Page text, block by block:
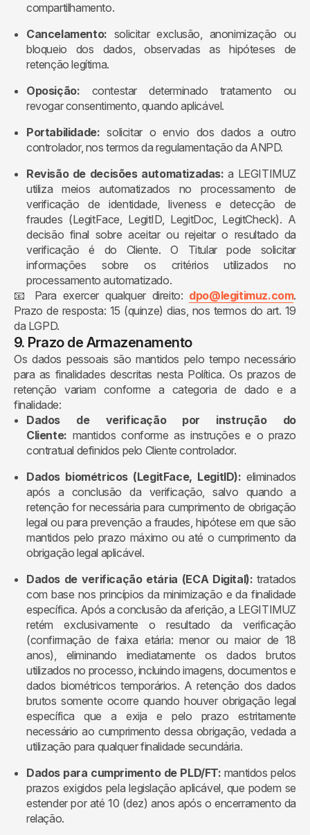
compartilhamento.
Cancelamento: solicitar exclusão, anonimização ou
bloqueio dos dados, observadas as hipóteses de
retenção legítima.
Oposição: contestar determinado tratamento ou
revogar consentimento, quando aplicável.
Portabilidade: solicitar o envio dos dados a outro
controlador, nos termos da regulamentação da ANPD.
Revisão de decisões automatizadas: a LEGITIMUZ
utiliza meios automatizados no processamento de
verificação de identidade, liveness e detecção de
fraudes (LegitFace, LegitID, LegitDoc, LegitCheck). A
decisão final sobre aceitar ou rejeitar o resultado da
verificação é do Cliente. O Titular pode solicitar
informações sobre os critérios utilizados no
processamento automatizado.
📧 Para exercer qualquer direito: dpo@legitimuz.com.
Prazo de resposta: 15 (quinze) dias, nos termos do art. 19
da LGPD.
9. Prazo de Armazenamento
Os dados pessoais são mantidos pelo tempo necessário
para as finalidades descritas nesta Política. Os prazos de
retenção variam conforme a categoria de dado e a
finalidade:
Dados de verificação por instrução do
Cliente: mantidos conforme as instruções e o prazo
contratual definidos pelo Cliente controlador.
Dados biométricos (LegitFace, LegitID): eliminados
após a conclusão da verificação, salvo quando a
retenção for necessária para cumprimento de obrigação
legal ou para prevenção a fraudes, hipótese em que são
mantidos pelo prazo máximo ou até o cumprimento da
obrigação legal aplicável.
Dados de verificação etária (ECA Digital): tratados
com base nos princípios da minimização e da finalidade
específica. Após a conclusão da aferição, a LEGITIMUZ
retém exclusivamente o resultado da verificação
(confirmação de faixa etária: menor ou maior de 18
anos), eliminando imediatamente os dados brutos
utilizados no processo, incluindo imagens, documentos e
dados biométricos temporários. A retenção dos dados
brutos somente ocorre quando houver obrigação legal
específica que a exija e pelo prazo estritamente
necessário ao cumprimento dessa obrigação, vedada a
utilização para qualquer finalidade secundária.
Dados para cumprimento de PLD/FT: mantidos pelos
prazos exigidos pela legislação aplicável, que podem se
estender por até 10 (dez) anos após o encerramento da
relação.